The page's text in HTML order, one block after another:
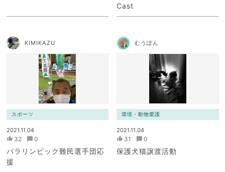
Cast
KIMIKAZU
スポーツ
2021.11.04
32 0
パラリンピック難民選手団応
援
むうぽん
環境・動物愛護
2021.11.04
31 0
保護犬猫譲渡活動